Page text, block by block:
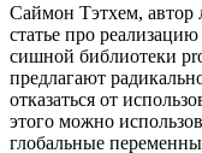
Саймон Тэтхем, автор
статье про
сишной библиотеки
предлагают
отказаться от
этого можно
глобальные